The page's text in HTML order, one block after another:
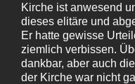
Kirche ist anwesend
dieses elitäre und
Er hatte gewisse
ziemlich verbissen.
dankbar, aber auch
der Kirche war nicht